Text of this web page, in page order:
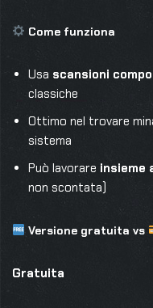
Come funziona
Usa scansioni
classiche
Ottimo nel trovare
sistema
Può lavorare insieme
non scontata)
Versione gratuita vs
Gratuita